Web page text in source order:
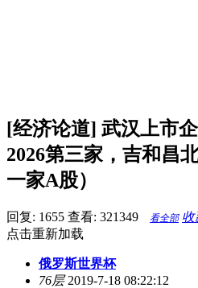
[经济论道] 武汉上市
2026第三家，吉和昌
一家A股）
回复: 1655 查看: 321349 看全部 收
点击重新加载
俄罗斯世界杯
76层2019-7-18 08:22:12